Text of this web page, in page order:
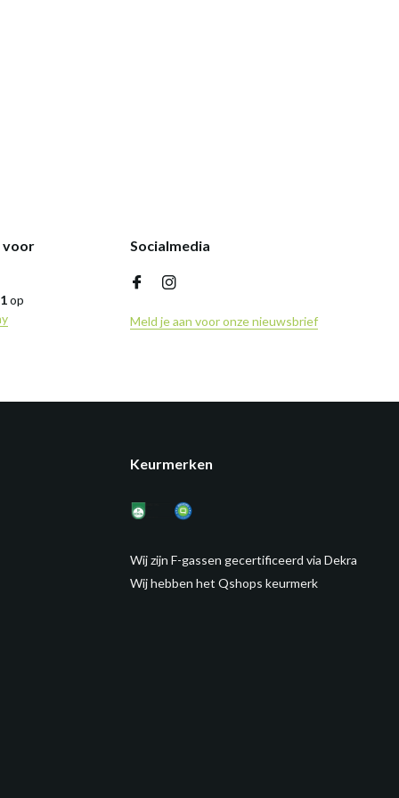
voor
op
Socialmedia
Meld je aan voor onze nieuwsbrief
Keurmerken
Wij zijn F-gassen gecertificeerd via Dekra
Wij hebben het Qshops keurmerk